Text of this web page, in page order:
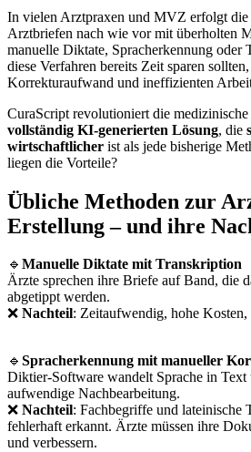
In vielen Arztpraxen und MVZ erfolgt die
Arztbriefen nach wie vor mit überholten
manuelle Diktate, Spracherkennung oder
diese Verfahren bereits Zeit sparen
Korrekturaufwand und ineffizienten
CuraScript revolutioniert die
vollständig KI-generierten Lösung, die
wirtschaftlicher ist als jede bisherige
liegen die Vorteile?
Übliche Methoden zur
Erstellung – und ihre
🔹 Manuelle Diktate mit Transkription
Ärzte sprechen ihre Briefe auf Band, die
abgetippt werden.
❌ Nachteil: Zeitaufwendig, hohe Kosten,
🔹 Spracherkennung mit manueller
Diktier-Software wandelt Sprache in Text
aufwendige Nachbearbeitung.
❌ Nachteil: Fachbegriffe und lateinische
fehlerhaft erkannt. Ärzte müssen ihre
und verbessern.